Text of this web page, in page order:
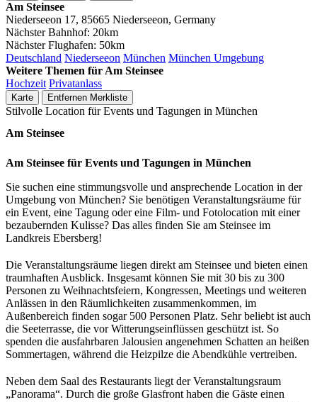
Am Steinsee
Niederseeon 17, 85665 Niederseeon, Germany
Nächster Bahnhof: 20km
Nächster Flughafen: 50km
Deutschland Niederseeon München München Umgebung
Weitere Themen für Am Steinsee
Hochzeit Privatanlass
Karte Entfernen Merkliste
Stilvolle Location für Events und Tagungen in München
Am Steinsee
Am Steinsee für Events und Tagungen in München
Sie suchen eine stimmungsvolle und ansprechende Location in der
Umgebung von München? Sie benötigen Veranstaltungsräume für
ein Event, eine Tagung oder eine Film- und Fotolocation mit einer
bezaubernden Kulisse? Das alles finden Sie am Steinsee im
Landkreis Ebersberg!
Die Veranstaltungsräume liegen direkt am Steinsee und bieten einen
traumhaften Ausblick. Insgesamt können Sie mit 30 bis zu 300
Personen zu Weihnachtsfeiern, Kongressen, Meetings und weiteren
Anlässen in den Räumlichkeiten zusammenkommen, im
Außenbereich finden sogar 500 Personen Platz. Sehr beliebt ist auch
die Seeterrasse, die vor Witterungseinflüssen geschützt ist. So
spenden die ausfahrbaren Jalousien angenehmen Schatten an heißen
Sommertagen, während die Heizpilze die Abendkühle vertreiben.
Neben dem Saal des Restaurants liegt der Veranstaltungsraum
„Panorama“. Durch die große Glasfront haben die Gäste einen